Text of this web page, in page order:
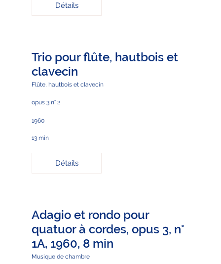
Détails
Trio pour flûte, hautbois et
clavecin
Flûte, hautbois et clavecin
opus 3 n° 2
1960
13 min
Détails
Adagio et rondo pour
quatuor à cordes, opus 3, n°
1A, 1960, 8 min
Musique de chambre